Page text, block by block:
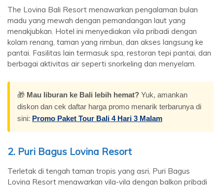
The Lovina Bali Resort menawarkan pengalaman bulan
madu yang mewah dengan pemandangan laut yang
menakjubkan. Hotel ini menyediakan vila pribadi dengan
kolam renang, taman yang rimbun, dan akses langsung ke
pantai. Fasilitas lain termasuk spa, restoran tepi pantai, dan
berbagai aktivitas air seperti snorkeling dan menyelam.
🎁 Mau liburan ke Bali lebih hemat? Yuk, amankan
diskon dan cek daftar harga promo menarik terbarunya di
sini: Promo Paket Tour Bali 4 Hari 3 Malam
2. Puri Bagus Lovina Resort
Terletak di tengah taman tropis yang asri, Puri Bagus
Lovina Resort menawarkan vila-vila dengan balkon pribadi